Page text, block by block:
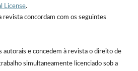
License.
revista concordam com os seguintes
e concedem à revista o direito de
simultaneamente licenciado sob a